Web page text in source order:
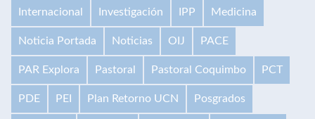
Internacional Investigación IPP Medicina
Noticia Portada Noticias OIJ PACE
PAR Explora Pastoral Pastoral Coquimbo PCT
PDE PEI Plan Retorno UCN Posgrados